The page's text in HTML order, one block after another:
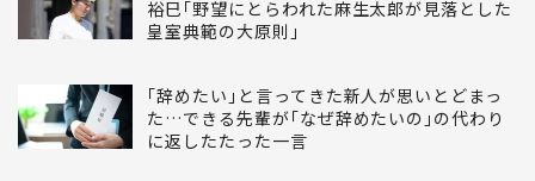
裕巳｢野望にとらわれた麻生太郎が見落とした
皇室典範の大原則｣
｢辞めたい｣と言ってきた新人が思いとどまっ
た…できる先輩が｢なぜ辞めたいの｣の代わり
に返したたった一言